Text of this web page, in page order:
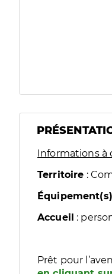
Informations à
Territoire :
Accueil :
Prêt pour